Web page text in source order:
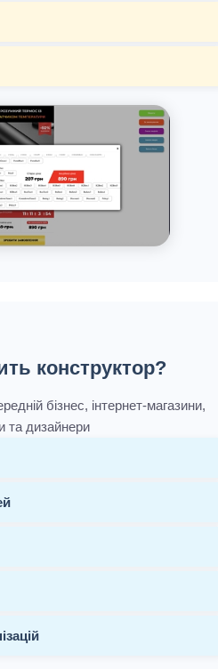
конструктор?
бізнес, інтернет-магазини,
та дизайнери